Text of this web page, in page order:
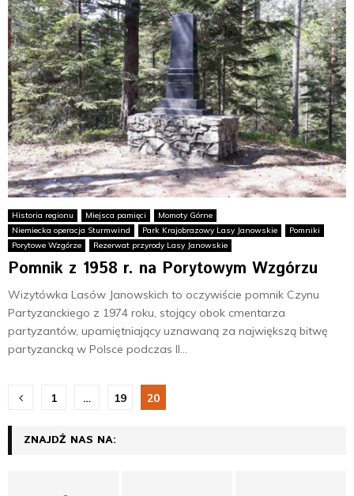
Historia regionu Miejsca pamięci
Momoty Górne
Niemiecka operacja Sturmwind
Park Krajobrazowy Lasy Janowskie
Pomniki
Porytowe Wzgórze
Rezerwat przyrody Lasy Janowskie
Pomnik z 1958 r. na Porytowym Wzgórzu
Wizytówka Lasów Janowskich to oczywiście pomnik Czynu
Partyzanckiego z 1974 roku, stojący obok cmentarza
partyzantów, upamiętniający uznawaną za największą bitwę
partyzancką w Polsce podczas II...
N
a
w
1 … 19 20
ZNAJDŹ NAS NA: